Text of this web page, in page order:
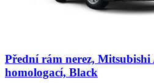
Přední rám nerez, Mitsubishi
homologací, Black